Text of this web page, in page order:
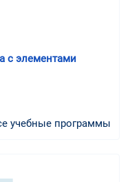
с элементами
учебные программы